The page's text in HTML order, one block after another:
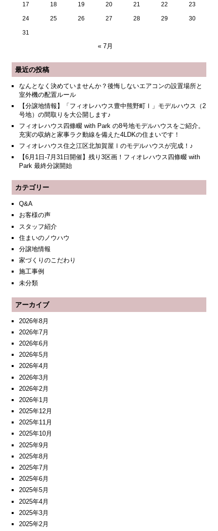
17 18 19 20 21 22 23
24 25 26 27 28 29 30
31
« 7月
最近の投稿
なんとなく決めていませんか？後悔しないエアコンの設置場所と
室外機の配置ルール
【分譲地情報】「フィオレハウス豊中熊野町Ⅰ」モデルハウス（2
号地）の間取りを大公開します♪
フィオレハウス四條畷 with Park の8号地モデルハウスをご紹介。
充実の収納と家事ラク動線を備えた4LDKの住まいです！
フィオレハウス住之江区北加賀屋Ⅰのモデルハウスが完成！♪
【6月1日-7月31日開催】残り3区画！フィオレハウス四條畷 with
Park 最終分譲開始
カテゴリー
Q&A
お客様の声
スタッフ紹介
住まいのノウハウ
分譲地情報
家づくりのこだわり
施工事例
未分類
アーカイブ
2026年8月
2026年7月
2026年6月
2026年5月
2026年4月
2026年3月
2026年2月
2026年1月
2025年12月
2025年11月
2025年10月
2025年9月
2025年8月
2025年7月
2025年6月
2025年5月
2025年4月
2025年3月
2025年2月